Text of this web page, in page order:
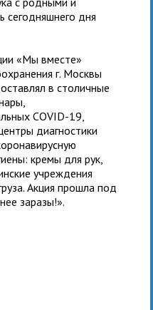
сегодняшнего дня
«Мы вместе»
г. Москвы
в столичные
COVID-19,
диагностики
кремы для рук,
учреждения
Акция прошла под
заразы!».